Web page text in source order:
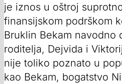
je iznos u oštroj
finansijskom podrškom
Bruklin Bekam navodno
roditelja, Dejvida i
nije toliko poznato u
kao Bekam, bogatstvo